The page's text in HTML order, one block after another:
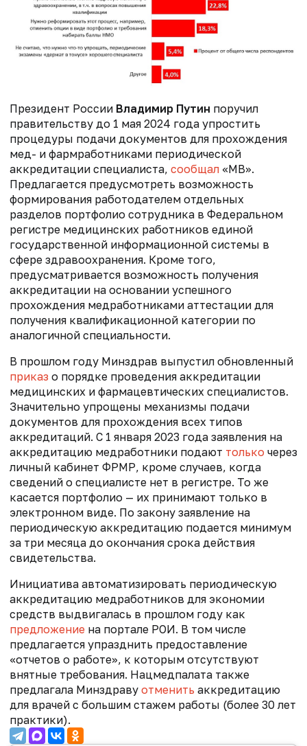
Президент России Владимир Путин поручил
правительству до 1 мая 2024 года упростить
процедуры подачи документов для прохождения
мед- и фармработниками периодической
аккредитации специалиста, сообщал «МВ».
Предлагается предусмотреть возможность
формирования работодателем отдельных
разделов портфолио сотрудника в Федеральном
регистре медицинских работников единой
государственной информационной системы в
сфере здравоохранения. Кроме того,
предусматривается возможность получения
аккредитации на основании успешного
прохождения медработниками аттестации для
получения квалификационной категории по
аналогичной специальности.
В прошлом году Минздрав выпустил обновленный
приказ о порядке проведения аккредитации
медицинских и фармацевтических специалистов.
Значительно упрощены механизмы подачи
документов для прохождения всех типов
аккредитаций. С 1 января 2023 года заявления на
аккредитацию медработники подают только через
личный кабинет ФРМР, кроме случаев, когда
сведений о специалисте нет в регистре. То же
касается портфолио — их принимают только в
электронном виде. По закону заявление на
периодическую аккредитацию подается минимум
за три месяца до окончания срока действия
свидетельства.
Инициатива автоматизировать периодическую
аккредитацию медработников для экономии
средств выдвигалась в прошлом году как
предложение на портале РОИ. В том числе
предлагается упразднить предоставление
«отчетов о работе», к которым отсутствуют
внятные требования. Нацмедпалата также
предлагала Минздраву отменить аккредитацию
для врачей с большим стажем работы (более 30 лет
практики).